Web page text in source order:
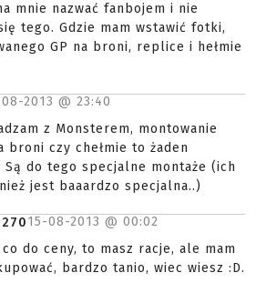
mnie nazwać fanbojem i nie
tego. Gdzie mam wstawić fotki,
GP na broni, replice i hełmie
2013 @ 23:40
z Monsterem, montowanie
broni czy chełmie to żaden
do tego specjalne montaże (ich
jest baaardzo specjalna..)
15-08-2013 @ 00:02
do ceny, to masz racje, ale mam
bardzo tanio, wiec wiesz :D.